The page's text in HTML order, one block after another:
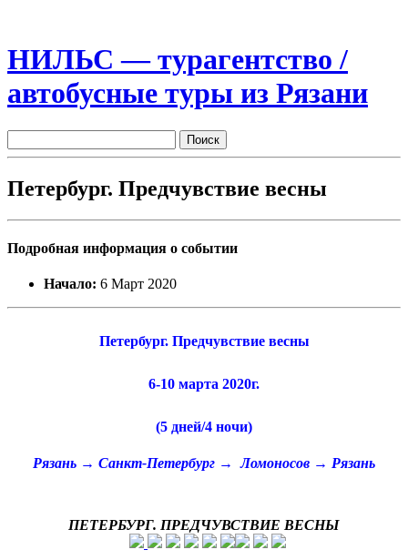
НИЛЬС — турагентство /
автобусные туры из Рязани
Петербург. Предчувствие весны
Подробная информация о событии
Начало: 6 Март 2020
Петербург. Предчувствие весны
6-10 марта 2020г.
(5 дней/4 ночи)
Рязань → Санкт-Петербург → Ломоносов → Рязань
ПЕТЕРБУРГ. ПРЕДЧУВСТВИЕ ВЕСНЫ